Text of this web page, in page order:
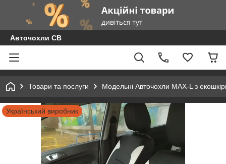
Авточохли СВ
Товари та послуги Модельні Авточохли MAX-L з
Український виробник